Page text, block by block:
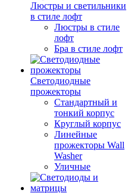
Люстры и светильники
в стиле лофт
Люстры в стиле
лофт
Бра в стиле лофт
Светодиодные
прожекторы
Стандартный и
тонкий корпус
Круглый корпус
Линейные
прожекторы Wall
Washer
Уличные